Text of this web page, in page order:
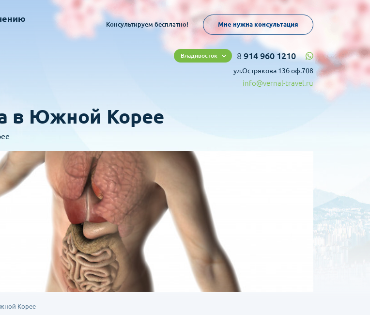
Консультируем бесплатно! Мне нужна консультация
Владивосток 8 914 960 1210
ул.Острякова 13б оф.708
info@vernal-travel.ru
в Южной Корее
Корее